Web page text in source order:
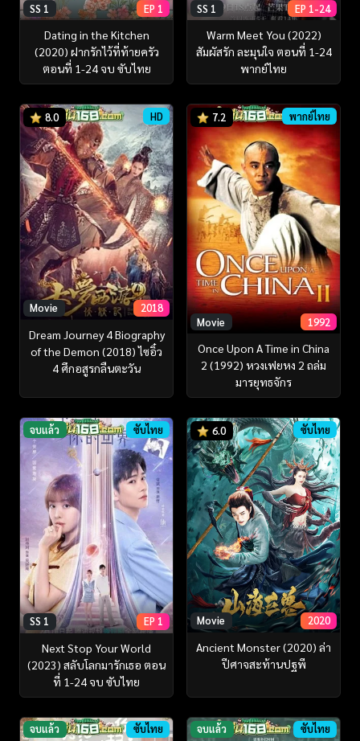
SS 1 EP 1
Dating in the Kitchen
(2020) ฝากรักไว้ที่ท้ายครัว
ตอนที่ 1-24 จบ ซับไทย
SS 1 EP 1-24
Warm Meet You (2022)
สัมผัสรัก ละมุนใจ ตอนที่ 1-24
พากย์ไทย
8.0 HD
Movie 2018
Dream Journey 4 Biography
of the Demon (2018) ไซอิ๋ว
4 ศึกอสูรกลืนตะวัน
7.2 พากย์ไทย
Movie 1992
Once Upon A Time in China
2 (1992) หวงเฟยหง 2 ถล่ม
มารยุทธจักร
จบแล้ว ซับไทย
SS 1 EP 1
Next Stop Your World
(2023) สลับโลกมารักเธอ ตอน
ที่ 1-24 จบ ซับไทย
6.0 ซับไทย
Movie 2020
Ancient Monster (2020) ล่า
ปีศาจสะท้านปฐพี
จบแล้ว ซับไทย จบแล้ว ซับไทย